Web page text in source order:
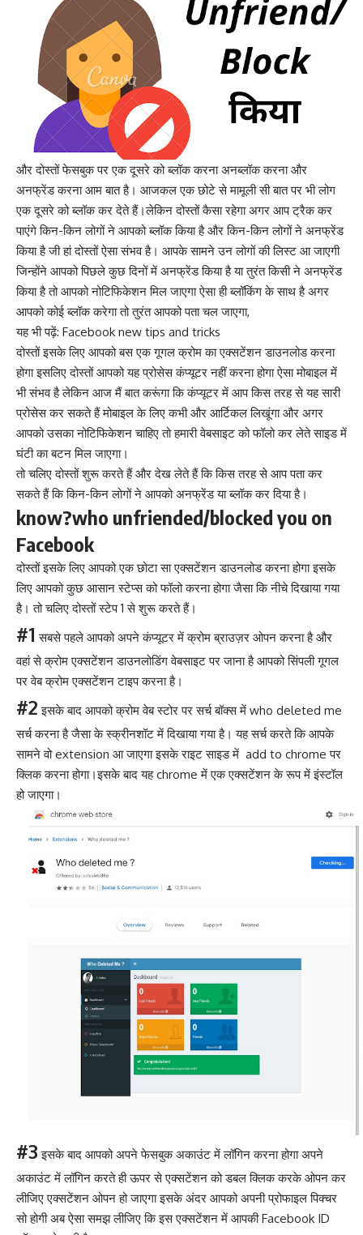
और दोस्तों फेसबुक पर एक दूसरे को ब्लॉक करना अनब्लॉक करना और
अनफ्रेंड करना आम बात है। आजकल एक छोटे से मामूली सी बात पर भी लोग
एक दूसरे को ब्लॉक कर देते हैं।लेकिन दोस्तों कैसा रहेगा अगर आप ट्रैक कर
पाएंगे किन-किन लोगों ने आपको ब्लॉक किया है और किन-किन लोगों ने अनफ्रेंड
किया है जी हां दोस्तों ऐसा संभव है। आपके सामने उन लोगों की लिस्ट आ जाएगी
जिन्होंने आपको पिछले कुछ दिनों में अनफ्रेंड किया है या तुरंत किसी ने अनफ्रेंड
किया है तो आपको नोटिफिकेशन मिल जाएगा ऐसा ही ब्लॉकिंग के साथ है अगर
आपको कोई ब्लॉक करेगा तो तुरंत आपको पता चल जाएगा,
यह भी पढ़ें: Facebook new tips and tricks
दोस्तों इसके लिए आपको बस एक गूगल क्रोम का एक्सटेंशन डाउनलोड करना
होगा इसलिए दोस्तों आपको यह प्रोसेस कंप्यूटर नहीं करना होगा ऐसा मोबाइल में
भी संभव है लेकिन आज मैं बात करूंगा कि कंप्यूटर में आप किस तरह से यह सारी
प्रोसेस कर सकते हैं मोबाइल के लिए कभी और आर्टिकल लिखूंगा और अगर
आपको उसका नोटिफिकेशन चाहिए तो हमारी वेबसाइट को फॉलो कर लेते साइड में
घंटी का बटन मिल जाएगा।
तो चलिए दोस्तों शुरू करते हैं और देख लेते हैं कि किस तरह से आप पता कर
सकते हैं कि किन-किन लोगों ने आपको अनफ्रेंड या ब्लॉक कर दिया है।
know?who unfriended/blocked you on
Facebook
दोस्तों इसके लिए आपको एक छोटा सा एक्सटेंशन डाउनलोड करना होगा इसके
लिए आपको कुछ आसान स्टेप्स को फॉलो करना होगा जैसा कि नीचे दिखाया गया
है। तो चलिए दोस्तों स्टेप 1 से शुरू करते हैं।
#1 सबसे पहले आपको अपने कंप्यूटर में क्रोम ब्राउज़र ओपन करना है और
वहां से क्रोम एक्सटेंशन डाउनलोडिंग वेबसाइट पर जाना है आपको सिंपली गूगल
पर वेब क्रोम एक्सटेंशन टाइप करना है।
#2 इसके बाद आपको क्रोम वेब स्टोर पर सर्च बॉक्स में who deleted me
सर्च करना है जैसा के स्क्रीनशॉट में दिखाया गया है। यह सर्च करते कि आपके
सामने वो extension आ जाएगा इसके राइट साइड में add to chrome पर
क्लिक करना होगा।इसके बाद यह chrome में एक एक्सटेंशन के रूप में इंस्टॉल
हो जाएगा।
#3 इसके बाद आपको अपने फेसबुक अकाउंट में लॉगिन करना होगा अपने
अकाउंट में लॉगिन करते ही ऊपर से एक्सटेंशन को डबल क्लिक करके ओपन कर
लीजिए एक्सटेंशन ओपन हो जाएगा इसके अंदर आपको अपनी प्रोफाइल पिक्चर
सो होगी अब ऐसा समझ लीजिए कि इस एक्सटेंशन में आपकी Facebook ID